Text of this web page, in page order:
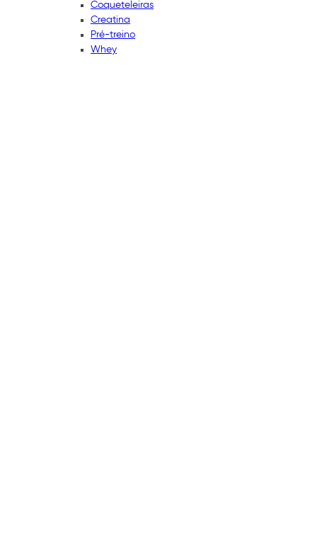
Coqueteleiras
Creatina
Pré-treino
Whey